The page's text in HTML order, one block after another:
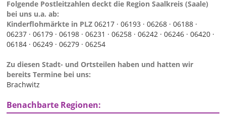
Folgende Postleitzahlen deckt die Region Saalkreis (Saale)
bei uns u.a. ab:
Kinderflohmärkte in PLZ06217 ·06193 ·06268 ·06188 ·
06237 ·06179 ·06198 ·06231 ·06258 ·06242 ·06246 ·06420 ·
06184 ·06249 ·06279 ·06254
Zu diesen Stadt- und Ortsteilen haben und hatten wir
bereits Termine bei uns:
Brachwitz
Benachbarte Regionen: